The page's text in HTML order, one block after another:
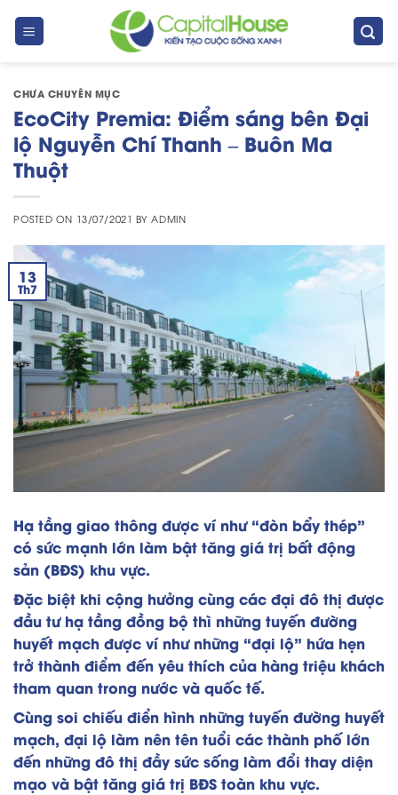
CHƯA CHUYÊN MỤC
EcoCity Premia: Điểm sáng bên Đại
lộ Nguyễn Chí Thanh – Buôn Ma
Thuột
POSTED ON 13/07/2021 BY ADMIN
13
Th7
Hạ tầng giao thông được ví như “đòn bẩy thép”
có sức mạnh lớn làm bật tăng giá trị bất động
sản (BĐS) khu vực.
Đặc biệt khi cộng hưởng cùng các đại đô thị được
đầu tư hạ tầng đồng bộ thì những tuyến đường
huyết mạch được ví như những “đại lộ” hứa hẹn
trở thành điểm đến yêu thích của hàng triệu khách
tham quan trong nước và quốc tế.
Cùng soi chiếu điển hình những tuyến đường huyết
mạch, đại lộ làm nên tên tuổi các thành phố lớn
đến những đô thị đầy sức sống làm đổi thay diện
mạo và bật tăng giá trị BĐS toàn khu vực.